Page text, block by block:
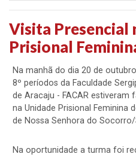
Visita Presencial
Prisional
Na manhã do dia 20 de
8º períodos da Faculdade
de Aracaju - FACAR estiveram
na Unidade Prisional Feminina
de Nossa Senhora do Socorro/
Na oportunidade a turma foi